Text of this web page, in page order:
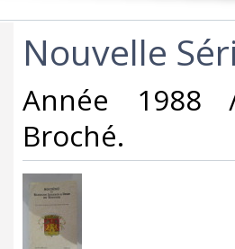
‎Nouvelle
‎Année 1988
Broché.‎